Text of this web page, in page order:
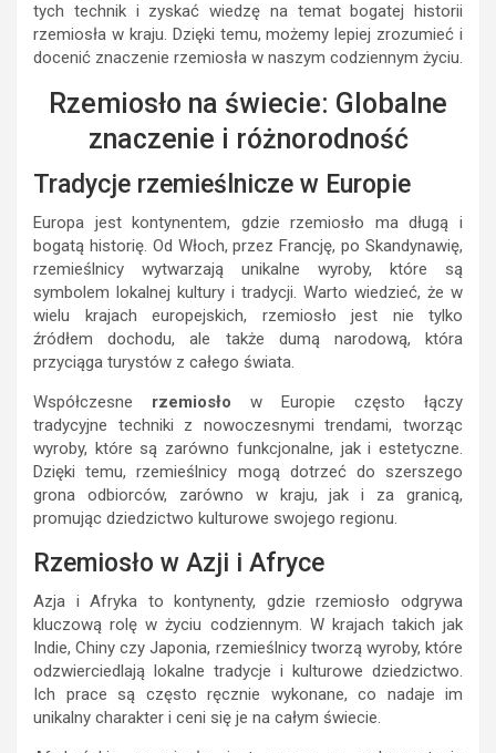
tych technik i zyskać wiedzę na temat bogatej historii
rzemiosła w kraju. Dzięki temu, możemy lepiej zrozumieć i
docenić znaczenie rzemiosła w naszym codziennym życiu.
Rzemiosło na świecie: Globalne
znaczenie i różnorodność
Tradycje rzemieślnicze w Europie
Europa jest kontynentem, gdzie rzemiosło ma długą i
bogatą historię. Od Włoch, przez Francję, po Skandynawię,
rzemieślnicy wytwarzają unikalne wyroby, które są
symbolem lokalnej kultury i tradycji. Warto wiedzieć, że w
wielu krajach europejskich, rzemiosło jest nie tylko
źródłem dochodu, ale także dumą narodową, która
przyciąga turystów z całego świata.
Współczesne rzemiosło w Europie często łączy
tradycyjne techniki z nowoczesnymi trendami, tworząc
wyroby, które są zarówno funkcjonalne, jak i estetyczne.
Dzięki temu, rzemieślnicy mogą dotrzeć do szerszego
grona odbiorców, zarówno w kraju, jak i za granicą,
promując dziedzictwo kulturowe swojego regionu.
Rzemiosło w Azji i Afryce
Azja i Afryka to kontynenty, gdzie rzemiosło odgrywa
kluczową rolę w życiu codziennym. W krajach takich jak
Indie, Chiny czy Japonia, rzemieślnicy tworzą wyroby, które
odzwierciedlają lokalne tradycje i kulturowe dziedzictwo.
Ich prace są często ręcznie wykonane, co nadaje im
unikalny charakter i ceni się je na całym świecie.